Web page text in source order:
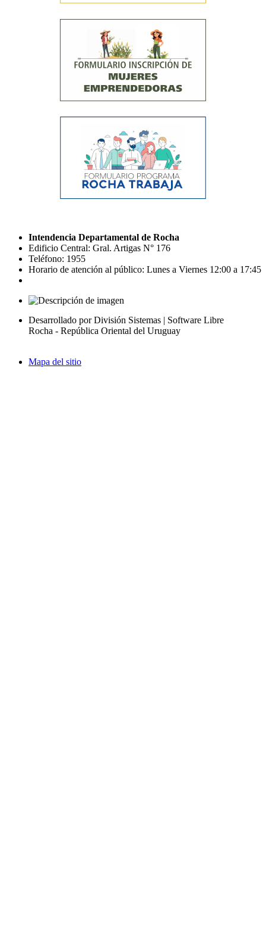
Intendencia Departamental de Rocha
Edificio Central: Gral. Artigas N° 176
Teléfono: 1955
Horario de atención al público: Lunes a Viernes 12:00 a 17:45
Desarrollado por División Sistemas | Software Libre
Rocha - República Oriental del Uruguay
Mapa del sitio